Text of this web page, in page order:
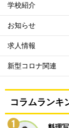
学校紹介
お知らせ
求人情報
新型コロナ関連
コラムランキ
1